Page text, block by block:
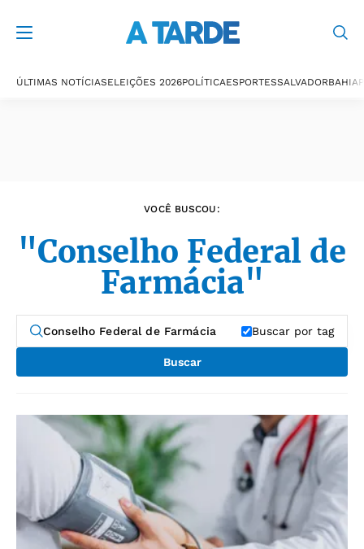
ÚLTIMAS NOTÍCIASELEIÇÕES 2026POLÍTICAESPORTESSALVADORBAHIA
VOCÊ BUSCOU:
"Conselho Federal de
Farmácia"
Buscar por tag
Buscar